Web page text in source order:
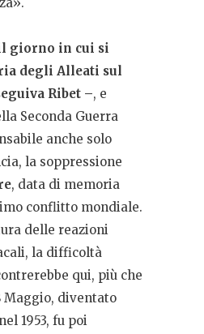
giorno in cui si
degli Alleati sul
Ribet –, e
Seconda Guerra
anche solo
la soppressione
, data di memoria
conflitto mondiale.
delle reazioni
la difficoltà
qui, più che
Maggio, diventato
1953, fu poi